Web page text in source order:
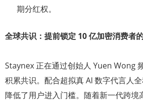
期分红权。
全球共识：提前锁定 10 亿加密消费者
Staynex 正在通过创始人 Yuen Wong
积累共识。配合超拟真 AI 数字代言人
降低了用户进入门槛。随着新一代跨境